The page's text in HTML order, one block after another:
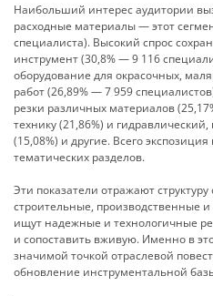
Наибольший интерес аудитории
расходные материалы — этот
специалиста). Высокий спрос
инструмент (30,8% — 9 116
оборудование для окрасочных,
работ (26,89% — 7 959
резки различных материалов
технику (21,86%) и
(15,08%) и другие. Всего
тематических разделов.
Эти показатели отражают структуру
строительные, производственные
ищут надежные и технологичные
и сопоставить вживую. Именно в
значимой точкой отраслевой
обновление инструментальной